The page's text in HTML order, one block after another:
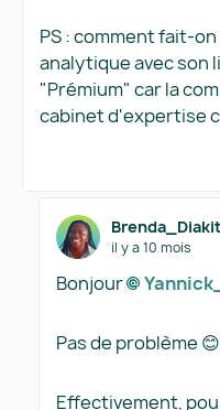
PS : comment fait-
analytique avec son
"Prémium" car la
cabinet d'expertise
il y a 10 mois
Bonjour
Pas de problème 😊
Effectivement,